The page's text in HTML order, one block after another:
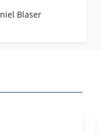
Blaser